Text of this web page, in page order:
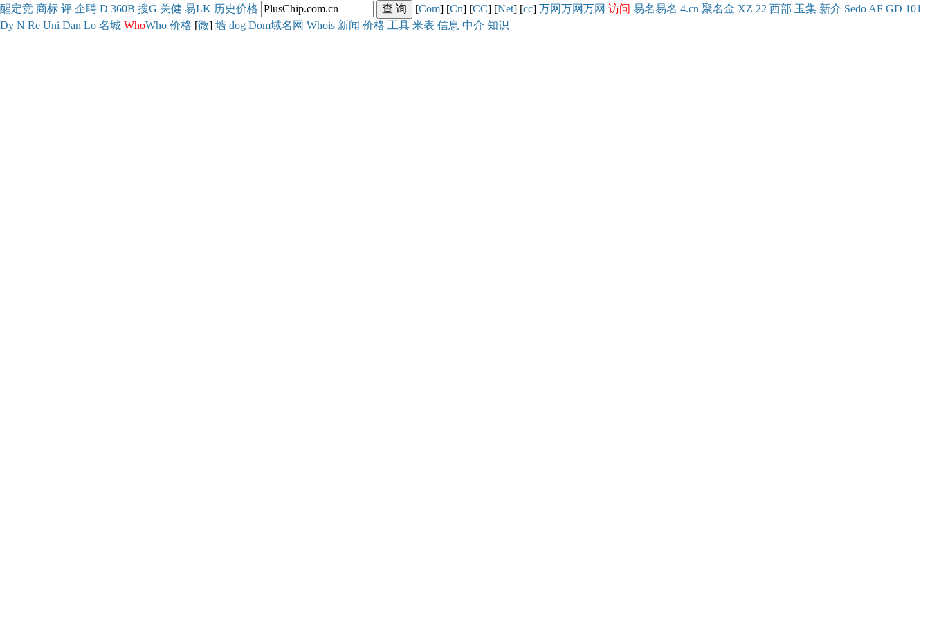
醒定竞 商标 评 企聘 D 360B 搜G 关健 易LK 历史价格 [Com] [Cn] [CC] [Net] [cc] 万网万网万网 访问 易名易名 4.cn 聚名金 XZ 22 西部 玉集 新介 Sedo AF GD 101
Dy N Re Uni Dan Lo 名城 WhoWho 价格 [微] 墙 dog Dom域名网 Whois 新闻 价格 工具 米表 信息 中介 知识